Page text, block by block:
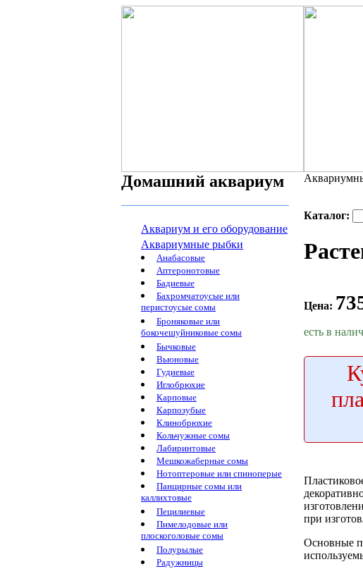
Домашний аквариум
Аквариум и его оборудование
Аквариумные рыбки
Анабасовые
Аптеронотовые
Бадиевые
Бахромчатоусые или
перистоусые сомы
Броняковые или
бокочешуйниковые сомы
Бычковые
Вьюновые
Гудиевые
Иглобрюхие
Карповые
Карпозубые
Клинобрюхие
Кольчужные сомы
Лабиринтовые
Мешкожаберные сомы
Нотоптеровые или спиноперые
Панцирные сомы или
каллихтовые
Пецилиевые
Пимелодовые или
плоскоголовые сомы
Полурылые
Радужницы
Каталог:
Цена:
есть в
при
Основные